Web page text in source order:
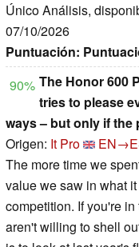
Único Análisis,
07/10/2026
Puntuación:
90% The Honor 600
tries to please
ways – but only if the
Origen: It Pro
The more time we
value we saw in what
competition. If you're
aren't willing to shell